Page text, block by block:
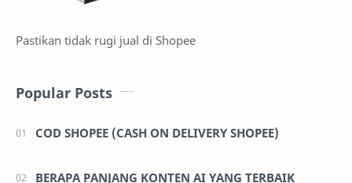
Pastikan tidak rugi jual di Shopee
Popular Posts
COD SHOPEE (CASH ON DELIVERY SHOPEE)
BERAPA PANJANG KONTEN AI YANG TERBAIK